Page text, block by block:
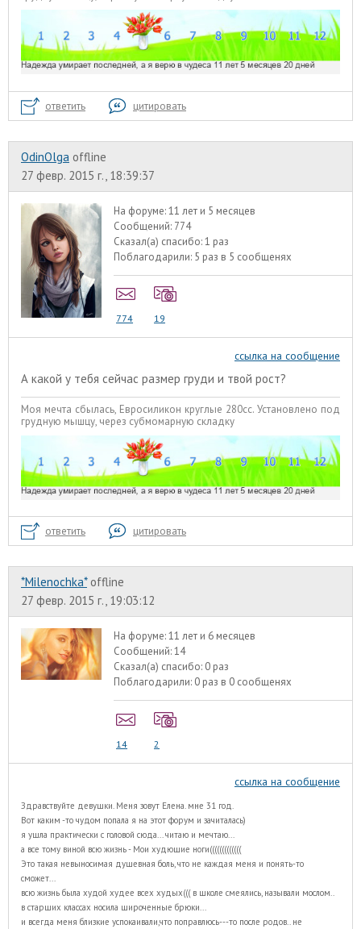
ответить цитировать
OdinOlga offline
27 февр. 2015 г., 18:39:37
На форуме:11 лет и 5 месяцев
Сообщений: 774
Сказал(а) спасибо:1 раз
Поблагодарили: 5 раз в 5 сообщенях
774 19
ссылка на сообщение
А какой у тебя сейчас размер груди и твой рост?
Моя мечта сбылась, Евросиликон круглые 280сс. Установлено под
грудную мышцу, через субмомарную складку
ответить цитировать
*Milenochka* offline
27 февр. 2015 г., 19:03:12
На форуме:11 лет и 6 месяцев
Сообщений:14
Сказал(а) спасибо: 0 раз
Поблагодарили: 0 раз в 0 сообщенях
14 2
ссылка на сообщение
Здравствуйте девушки. Меня зовут Елена. мне 31 год.
Вот каким -то чудом попала я на этот форум и зачиталась)
я ушла практически с головой сюда... читаю и мечтаю...
а все тому виной всю жизнь - Мои худющие ноги(((((((((((((
Это такая невыносимая душевная боль, что не каждая меня и понять-то
сможет...
всю жизнь была худой худее всех худых((( в школе смеялись, называли мослом..
в старших классах носила широченные брюки...
и всегда меня близкие успокаивали,что поправлюсь---то после родов.. не